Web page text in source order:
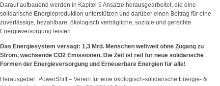
Darauf aufbauend werden in Kapitel 5 Ansätze herausgearbeitet, die eine
solidarische Energieproduktion unterstützen und darüber einen Beitrag für eine
zuverlässige, bezahlbare, ökologisch verträgliche, soziale und gerechte
Energieversorgung leisten.
Das Energiesystem versagt: 1,3 Mrd. Menschen weltweit ohne Zugang zu
Strom, wachsende CO2 Emissionen. Die Zeit ist reif für neue solidarische
Formen der Energieversorgung und Erneuerbare Energien für alle!
Herausgeber: PowerShift – Verein für eine ökologisch-solidarische Energie- &